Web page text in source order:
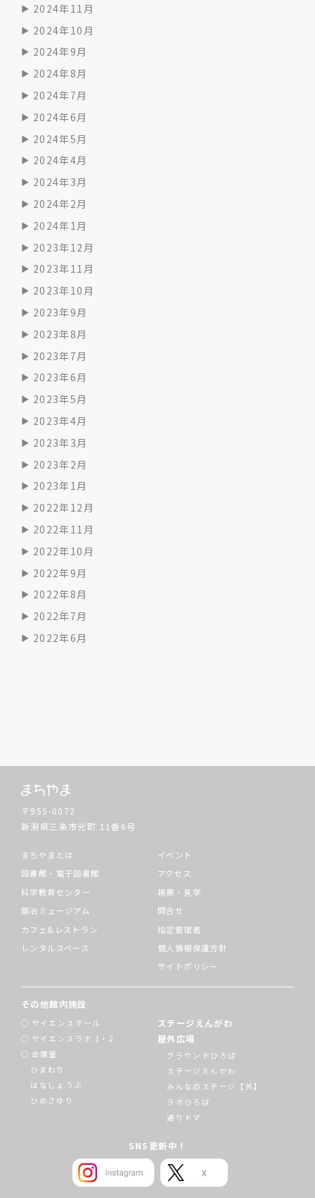
2024年11月
2024年10月
2024年9月
2024年8月
2024年7月
2024年6月
2024年5月
2024年4月
2024年3月
2024年2月
2024年1月
2023年12月
2023年11月
2023年10月
2023年9月
2023年8月
2023年7月
2023年6月
2023年5月
2023年4月
2023年3月
2023年2月
2023年1月
2022年12月
2022年11月
2022年10月
2022年9月
2022年8月
2022年7月
2022年6月
〒955-0072
新潟県三条市元町 11番6号
まちやまとは
図書館・電子図書館
科学教育センター
鍛冶ミュージアム
カフェ&レストラン
レンタルスペース
イベント
アクセス
視察・見学
問合せ
指定管理者
個人情報保護方針
サイトポリシー
その他館内施設
サイエンスホール
サイエンスラボ 1・2
会議室
ひまわり
はなしょうぶ
ひめさゆり
ステージえんがわ
屋外広場
グラウンドひろば
ステージえんがわ
みんなのステージ【外】
ラボひろば
通りドマ
SNS更新中！